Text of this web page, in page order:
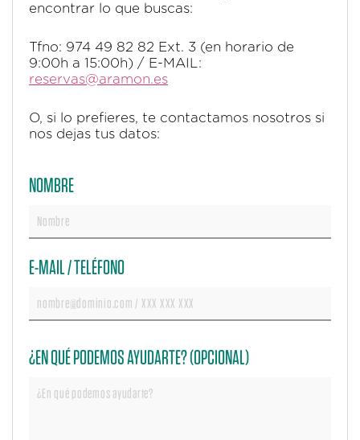
encontrar lo que buscas:
Tfno: 974 49 82 82 Ext. 3 (en horario de
9:00h a 15:00h) / E-MAIL:
reservas@aramon.es
O, si lo prefieres, te contactamos nosotros si
nos dejas tus datos:
NOMBRE
E-MAIL / TELÉFONO
¿EN QUÉ PODEMOS AYUDARTE? (OPCIONAL)